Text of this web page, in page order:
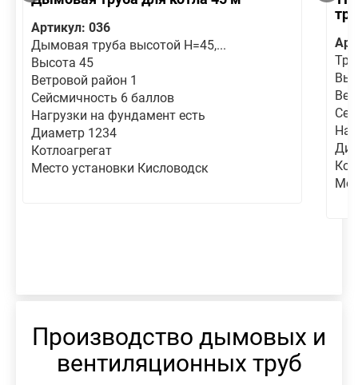
Артикул: 036
Дымовая труба высотой Н=45,...
Высота 45
Ветровой район 1
Сейсмичность 6 баллов
Нагрузки на фундамент есть
Диаметр 1234
Котлоагрегат
Место установки Кисловодск
Производство дымовых и
вентиляционных труб